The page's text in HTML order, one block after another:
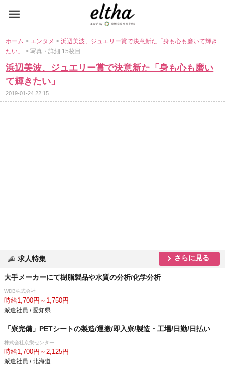
ホーム> エンタメ>浜辺美波、ジュエリー賞で決意新た「身も心も磨いて輝き
たい」> 写真・詳細 15枚目
浜辺美波、ジュエリー賞で決意新た「身も心も磨い
て輝きたい」
2019-01-24 22:15
求人特集 さらに見る
大手メーカーにて樹脂製品や水質の分析/化学分析
WDB株式会社
時給1,700円～1,750円
派遣社員 / 愛知県
「寮完備」PETシートの製造/運搬/即入寮/製造・工場/日勤/日払い
株式会社京栄センター
時給1,700円～2,125円
派遣社員 / 北海道